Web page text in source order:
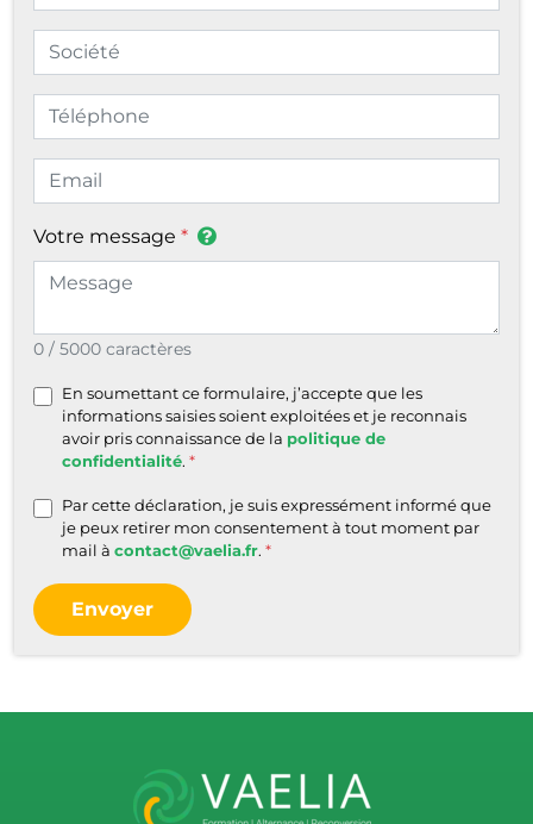
Votre message
0 / 5000 caractères
En soumettant ce formulaire, j’accepte que les
informations saisies soient exploitées et je reconnais
avoir pris connaissance de la politique de
confidentialité.
Par cette déclaration, je suis expressément informé que
je peux retirer mon consentement à tout moment par
mail à contact@vaelia.fr.
Envoyer